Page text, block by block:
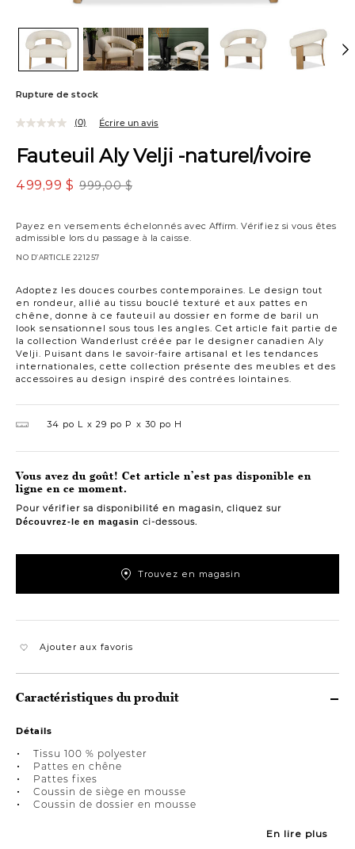
Rupture de stock
Fauteuil Aly Velji -naturel/ivoire
999,00 $
499,99 $
Payez en versements échelonnés avec Affirm. Vérifiez si vous êtes
admissible lors du passage à la caisse.
NO D’ARTICLE 221257
Adoptez les douces courbes contemporaines. Le design tout
en rondeur, allié au tissu bouclé texturé et aux pattes en
chêne, donne à ce fauteuil au dossier en forme de baril un
look sensationnel sous tous les angles. Cet article fait partie de
la collection Wanderlust créée par le designer canadien Aly
Velji. Puisant dans le savoir-faire artisanal et les tendances
internationales, cette collection présente des meubles et des
accessoires au design inspiré des contrées lointaines.
(0) Écrire un avis
34 po L 29 po P 30 po H
Vous avez du goût! Cet article n’est pas disponible en
ligne en ce moment.
Pour vérifier sa disponibilité en magasin, cliquez sur
Découvrez-le en magasin ci-dessous.
Trouvez en magasin
Ajouter aux favoris
Caractéristiques du produit
Détails
Tissu 100 % polyester
Pattes en chêne
Pattes fixes
Coussin de siège en mousse
Coussin de dossier en mousse
En lire plus